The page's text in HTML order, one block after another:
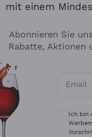
Tenuta
mit einem
Abonnieren Sie
Rabatte, Aktionen
Email
Ich bin